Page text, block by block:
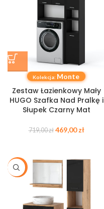
Kolekcja: Monte
Zestaw Łazienkowy Mały
HUGO Szafka Nad Pralkę i
Słupek Czarny Mat
719,00zł 469,00zł
-37%